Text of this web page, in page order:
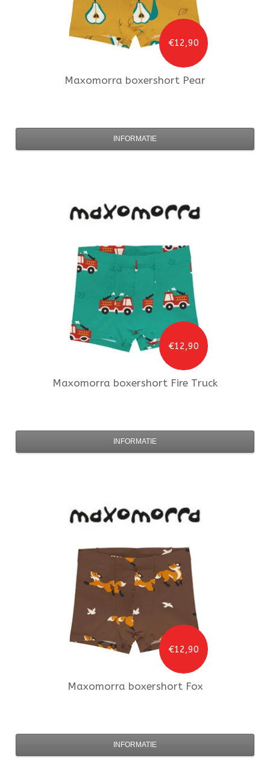
€12,90
Maxomorra boxershort Pear
INFORMATIE
€12,90
Maxomorra boxershort Fire Truck
INFORMATIE
€12,90
Maxomorra boxershort Fox
INFORMATIE